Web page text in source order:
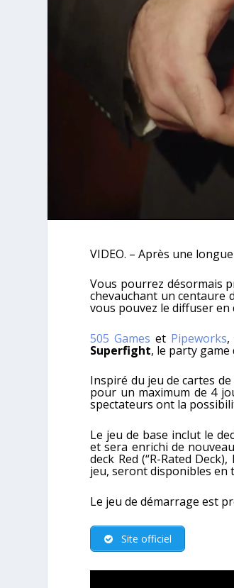
VIDEO. – Après une
Vous pourrez désormais
chevauchant un centaure
vous pouvez le diffuser en
505 Games et Pipeworks,
Superfight, le party
Inspiré du jeu de cartes
pour un maximum de 4
spectateurs ont la
Le jeu de base inclut le
et sera enrichi de
deck Red (“R-Rated
jeu, seront disponibles en
Le jeu de démarrage est
Site officiel